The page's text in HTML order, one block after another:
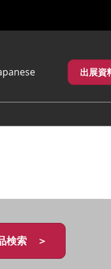
出展
検索 ＞